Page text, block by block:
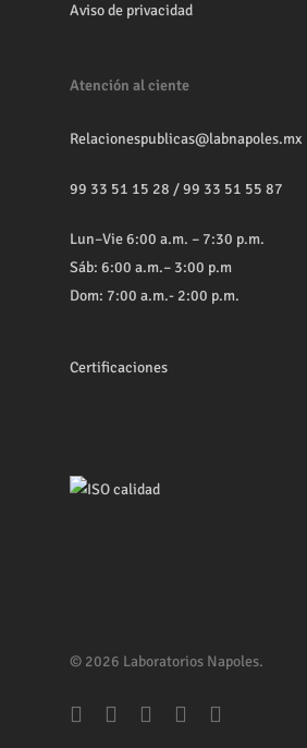
Aviso de privacidad
Atención al ciente
Relacionespublicas@labnapoles.mx
99 33 51 15 28 /99 33 51 55 87
Lun–Vie 6:00 a.m. – 7:30 p.m.
Sáb: 6:00 a.m.– 3:00 p.m
Dom: 7:00 a.m.- 2:00 p.m.
Certificaciones
© 2026 Laboratorios Napoles.
facebookyoutubewhatsappphoneemail